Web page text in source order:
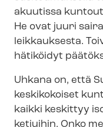
akuutissa
He ovat juuri
leikkauksesta.
hätiköidyt
Uhkana on, että
keskikokoiset
kaikki keskittyy
ketjuihin. Onko